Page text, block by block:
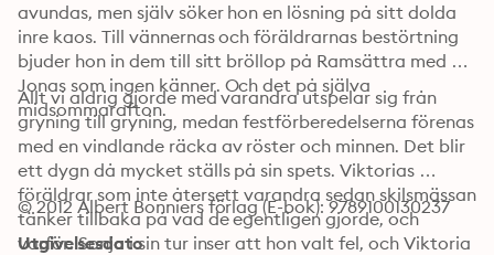
avundas, men själv söker hon en lösning på sitt dolda
inre kaos. Till vännernas och föräldrarnas bestörtning
bjuder hon in dem till sitt bröllop på Ramsättra med
Jonas som ingen känner. Och det på själva
midsommarafton.
Allt vi aldrig gjorde med varandra utspelar sig från
gryning till gryning, medan festförberedelserna förenas
med en vindlande räcka av röster och minnen. Det blir
ett dygn då mycket ställs på sin spets. Viktorias
föräldrar som inte återsett varandra sedan skilsmässan
tänker tillbaka på vad de egentligen gjorde, och
varför. Sonja i sin tur inser att hon valt fel, och Viktoria
© 2012 Albert Bonniers förlag (E-bok): 9789100130237
Utgivelsesdato